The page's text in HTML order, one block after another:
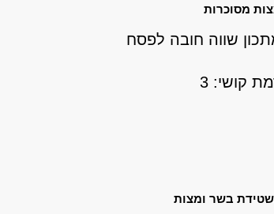
מסוכרות
שווה חובה לפסח
קושי: 3
בשר ומצות